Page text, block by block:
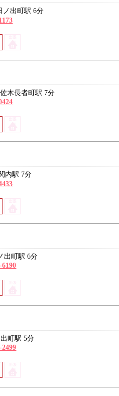
ノ出町駅 6分
木長者町駅 7分
内駅 7分
出町駅 6分
6190
町駅 5分
2499